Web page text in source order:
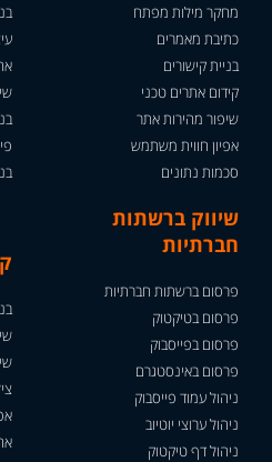
מחקר מילות מפתח
כתיבת מאמרים
בניית קישורים
קידום אתרים טכני
שיפור מהירות אתר
אפיון חווית משתמש
סכמות נתונים
שיווק ברשתות
חברתיות
פרסום ברשתות חברתיות
פרסום בטיקטוק
פרסום בפייסבוק
פרסום באינסטגרם
ניהול עמוד פייסבוק
ניהול ערוצי יוטיוב
ניהול דף טיקטוק